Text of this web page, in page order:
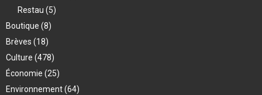
Restau (5)
Boutique (8)
Brèves (18)
Culture (478)
Économie (25)
Environnement(64)